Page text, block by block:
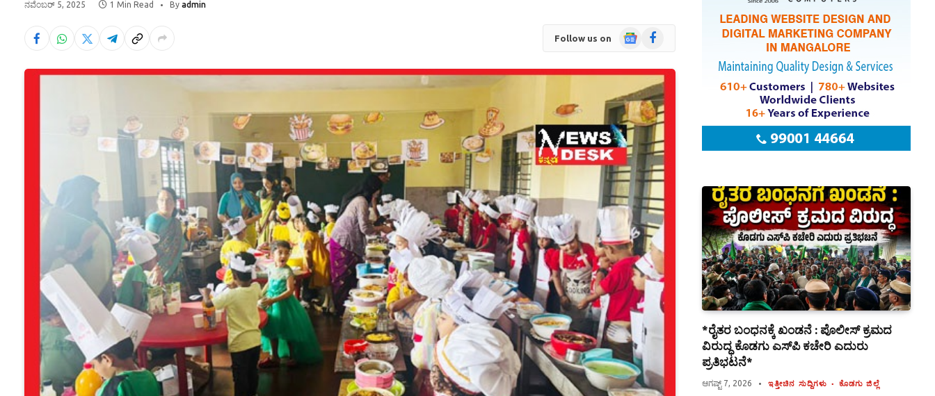
ನವೆಂಬರ್ 5, 2025 1 Min Read By admin
Follow us on
GoogleFacebook
*ರೈತರ ಬಂಧನಕ್ಕೆ ಖಂಡನೆ : ಪೊಲೀಸ್ ಕ್ರಮದ
ವಿರುದ್ಧ ಕೊಡಗು ಎಸ್‍ಪಿ ಕಚೇರಿ ಎದುರು
ಪ್ರತಿಭಟನೆ*
ಆಗಷ್ಟ್ 7, 2026 ಇತ್ತೀಚಿನ ಸುದ್ದಿಗಳು ಕೊಡಗು ಜಿಲ್ಲೆ